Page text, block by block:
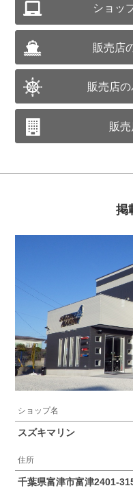
ショッ
販売店
販売店
販
掲
ショップ名
スズキマリン
住所
千葉県富津市富津2401-